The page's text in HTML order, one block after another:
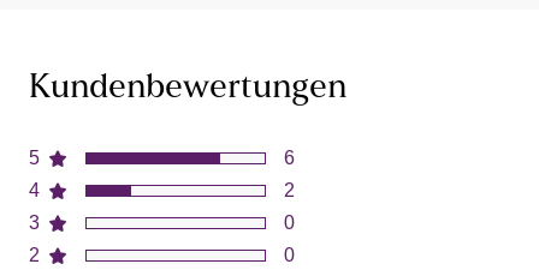
Kundenbewertungen
5
4
3
2
6
2
0
0